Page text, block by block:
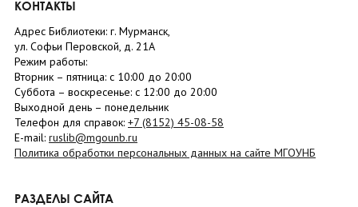
КОНТАКТЫ
Адрес Библиотеки: г. Мурманск,
ул. Софьи Перовской, д. 21А
Режим работы:
Вторник – пятница: с 10:00 до 20:00
Суббота – воскресенье: c 12:00 до 20:00
Выходной день – понедельник
Телефон для справок: +7 (8152) 45-08-58
E-mail: ruslib@mgounb.ru
Политика обработки персональных данных на сайте МГОУНБ
РАЗДЕЛЫ САЙТА